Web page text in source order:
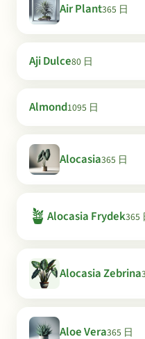
Air Plant365 日
Aji Dulce80 日
Almond1095 日
Alocasia365 日
🪴 Alocasia Frydek365
Alocasia Zebrina
Aloe Vera365 日